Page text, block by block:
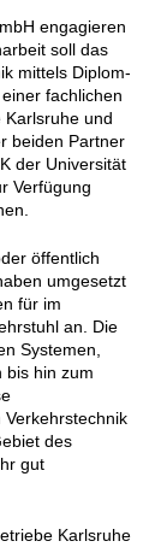
engagieren
soll das
mittels Diplom-
fachlichen
und
beiden Partner
der Universität
Verfügung
öffentlich
umgesetzt
für im
an. Die
Systemen,
bis hin zum
des
gut
Karlsruhe